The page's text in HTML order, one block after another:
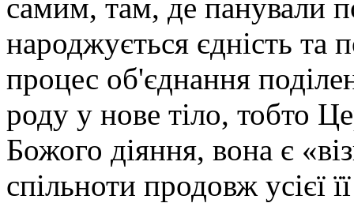
самим, там, де панували
народжується єдність та
процес об'єднання
роду у нове тіло, тобто
Божого діяння, вона є
спільноти продовж усієї